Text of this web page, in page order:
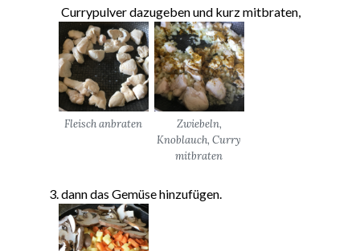
Currypulver dazugeben und kurz mitbraten,
Fleisch anbraten
Zwiebeln,
Knoblauch, Curry
mitbraten
dann das Gemüse hinzufügen.